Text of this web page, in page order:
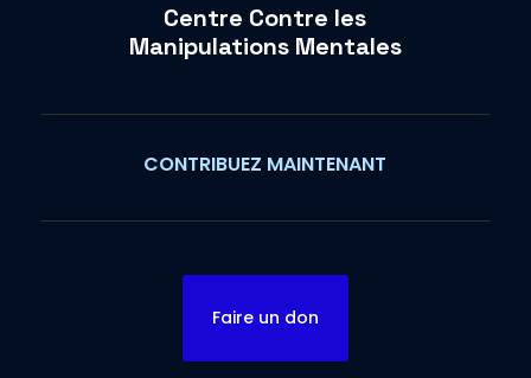
Centre Contre les
Manipulations Mentales
CONTRIBUEZ MAINTENANT
Faire un don